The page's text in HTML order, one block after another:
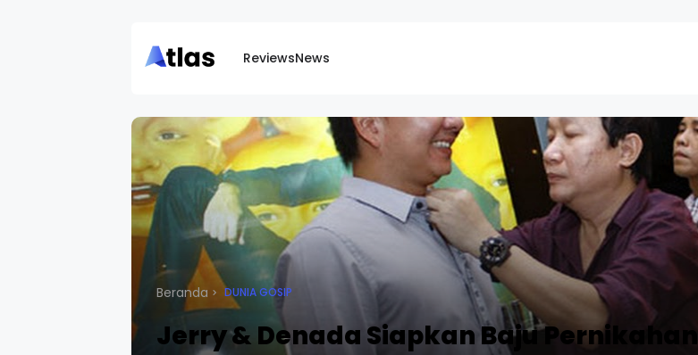
ReviewsNews
Beranda DUNIA GOSIP
Jerry & Denada Siapkan Baju Pernikahan